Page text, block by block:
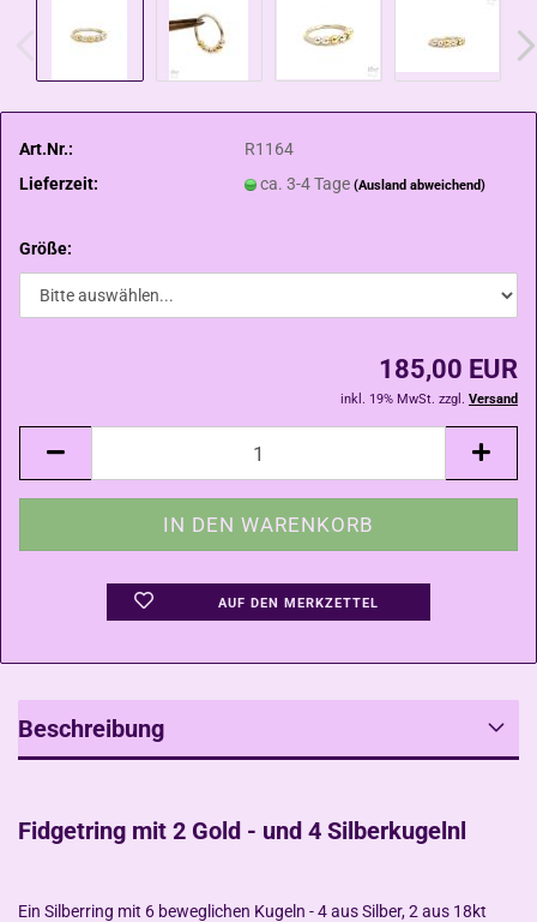
Art.Nr.:
R1164
Lieferzeit:
ca. 3-4 Tage(Ausland abweichend)
Größe:
185,00 EUR
inkl. 19% MwSt. zzgl. Versand
AUF DEN MERKZETTEL
Beschreibung
Fidgetring mit 2 Gold - und 4 Silberkugelnl
Ein Silberring mit 6 beweglichen Kugeln - 4 aus Silber, 2 aus 18kt